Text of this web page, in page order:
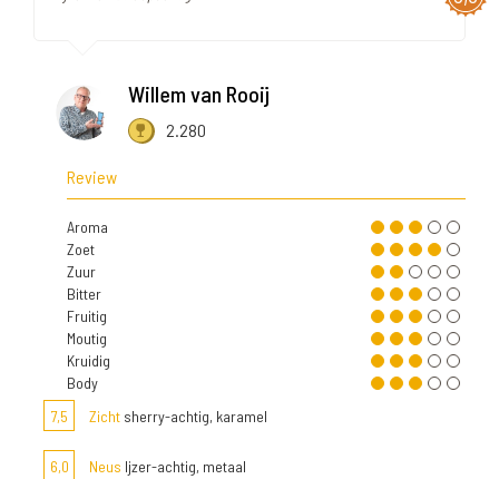
Willem van Rooij
2.280
Review
Aroma
Zoet
Zuur
Bitter
Fruitig
Moutig
Kruidig
Body
7,5
Zicht sherry-achtig, karamel
6,0 Neus Ijzer-achtig, metaal